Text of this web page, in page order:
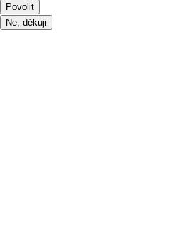
Povolit
Ne, děkuji